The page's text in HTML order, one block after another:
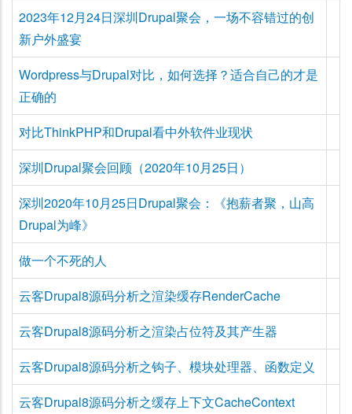
2023年12月24日深圳Drupal聚会，一场不容错过的创
新户外盛宴
Wordpress与Drupal对比，如何选择？适合自己的才是
正确的
对比ThinkPHP和Drupal看中外软件业现状
深圳Drupal聚会回顾（2020年10月25日）
深圳2020年10月25日Drupal聚会：《抱薪者聚，山高
Drupal为峰》
做一个不死的人
云客Drupal8源码分析之渲染缓存RenderCache
云客Drupal8源码分析之渲染占位符及其产生器
云客Drupal8源码分析之钩子、模块处理器、函数定义
云客Drupal8源码分析之缓存上下文CacheContext